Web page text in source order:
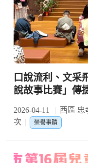
口說流利、文采
說故事比賽」傳
2026-04-11 西區 忠
次
榮譽事蹟